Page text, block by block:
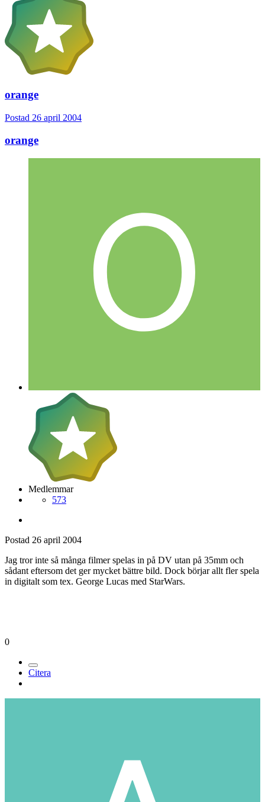
orange
Postad 26 april 2004
orange
Medlemmar
573
Postad 26 april 2004
Jag tror inte så många filmer spelas in på DV utan på 35mm och
sådant eftersom det ger mycket bättre bild. Dock börjar allt fler spela
in digitalt som tex. George Lucas med StarWars.
0
Citera